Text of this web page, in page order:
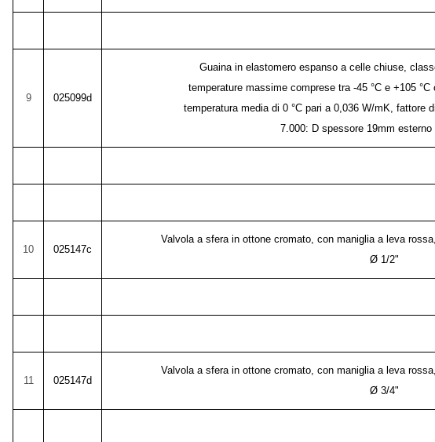
9 025099d
Guaina in elastomero espanso a celle chiuse,
temperature massime comprese tra -45 °C e +105
temperatura media di 0 °C pari a 0,036 W/mK, fattore
7.000: D spessore 19mm esterno
10 025147c
Valvola a sfera in ottone cromato, con maniglia a leva
Ø 1/2"
11 025147d
Valvola a sfera in ottone cromato, con maniglia a leva
Ø 3/4"